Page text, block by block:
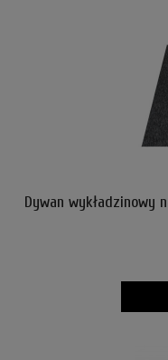
Dywan wykładzinowy